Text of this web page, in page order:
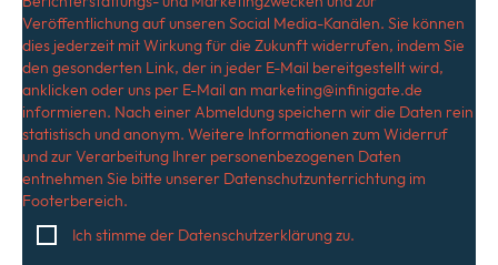
Veröffentlichung auf unseren Social Media-Kanälen. Sie können
dies jederzeit mit Wirkung für die Zukunft widerrufen, indem Sie
den gesonderten Link, der in jeder E-Mail bereitgestellt wird,
anklicken oder uns per E-Mail an marketing@infinigate.de
informieren. Nach einer Abmeldung speichern wir die Daten rein
statistisch und anonym. Weitere Informationen zum Widerruf
und zur Verarbeitung Ihrer personenbezogenen Daten
entnehmen Sie bitte unserer Datenschutzunterrichtung im
Footerbereich.
Ich stimme der Datenschutzerklärung zu.